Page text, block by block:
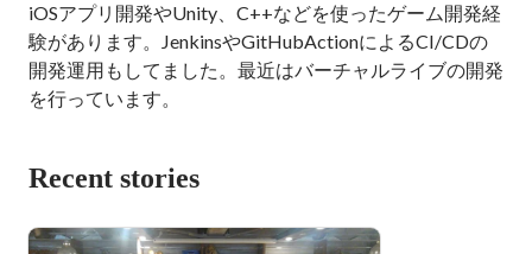
iOSアプリ開発やUnity、C++などを使ったゲーム開発経
験があります。JenkinsやGitHubActionによるCI/CDの
開発運用もしてました。最近はバーチャルライブの開発
を行っています。
Recent stories